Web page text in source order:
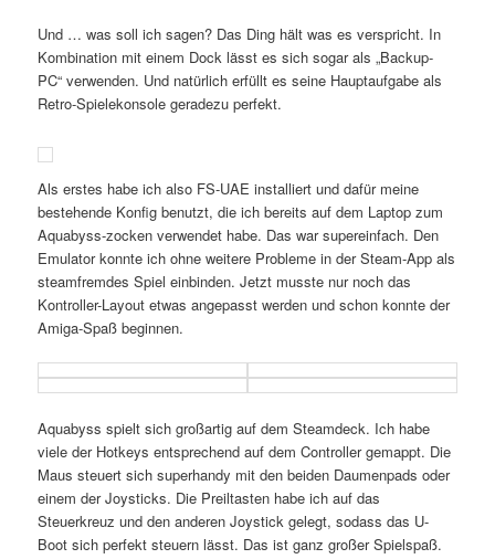
Und … was soll ich sagen? Das Ding hält was es verspricht. In
Kombination mit einem Dock lässt es sich sogar als „Backup-
PC“ verwenden. Und natürlich erfüllt es seine Hauptaufgabe als
Retro-Spielekonsole geradezu perfekt.
Als erstes habe ich also FS-UAE installiert und dafür meine
bestehende Konfig benutzt, die ich bereits auf dem Laptop zum
Aquabyss-zocken verwendet habe. Das war supereinfach. Den
Emulator konnte ich ohne weitere Probleme in der Steam-App als
steamfremdes Spiel einbinden. Jetzt musste nur noch das
Kontroller-Layout etwas angepasst werden und schon konnte der
Amiga-Spaß beginnen.
Aquabyss spielt sich großartig auf dem Steamdeck. Ich habe
viele der Hotkeys entsprechend auf dem Controller gemappt. Die
Maus steuert sich superhandy mit den beiden Daumenpads oder
einem der Joysticks. Die Preiltasten habe ich auf das
Steuerkreuz und den anderen Joystick gelegt, sodass das U-
Boot sich perfekt steuern lässt. Das ist ganz großer Spielspaß.